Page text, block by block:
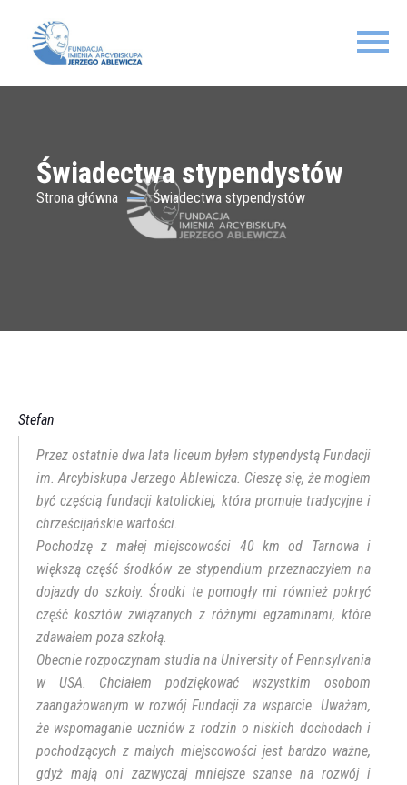
Świadectwa stypendystów
Strona główna Świadectwa stypendystów
Stefan
Przez ostatnie dwa lata liceum byłem stypendystą Fundacji
im. Arcybiskupa Jerzego Ablewicza. Cieszę się, że mogłem
być częścią fundacji katolickiej, która promuje tradycyjne i
chrześcijańskie wartości.
Pochodzę z małej miejscowości 40 km od Tarnowa i
większą część środków ze stypendium przeznaczyłem na
dojazdy do szkoły. Środki te pomogły mi również pokryć
część kosztów związanych z różnymi egzaminami, które
zdawałem poza szkołą.
Obecnie rozpoczynam studia na University of Pennsylvania
w USA. Chciałem podziękować wszystkim osobom
zaangażowanym w rozwój Fundacji za wsparcie. Uważam,
że wspomaganie uczniów z rodzin o niskich dochodach i
pochodzących z małych miejscowości jest bardzo ważne,
gdyż mają oni zazwyczaj mniejsze szanse na rozwój i